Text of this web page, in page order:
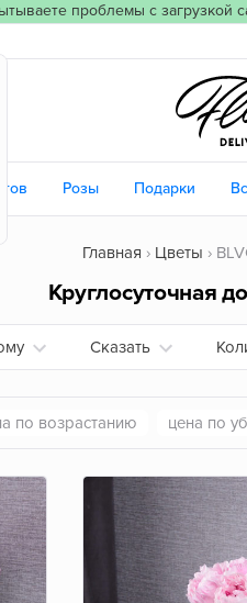
проблемы с загрузкой
Розы Подарки
Главная Цветы
Круглосуточная
Сказать
по возрастанию цена по